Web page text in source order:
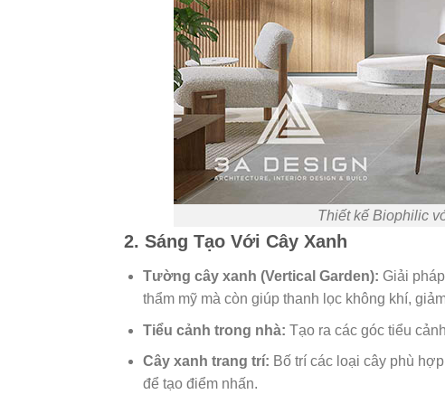
Thiết kế Biophilic
2. Sáng Tạo Với Cây Xanh
Tường cây xanh (Vertical Garden): Giải
thẩm mỹ mà còn giúp thanh lọc không khí,
Tiểu cảnh trong nhà: Tạo ra các góc tiểu
Cây xanh trang trí: Bố trí các loại cây phù
để tạo điểm nhấn.